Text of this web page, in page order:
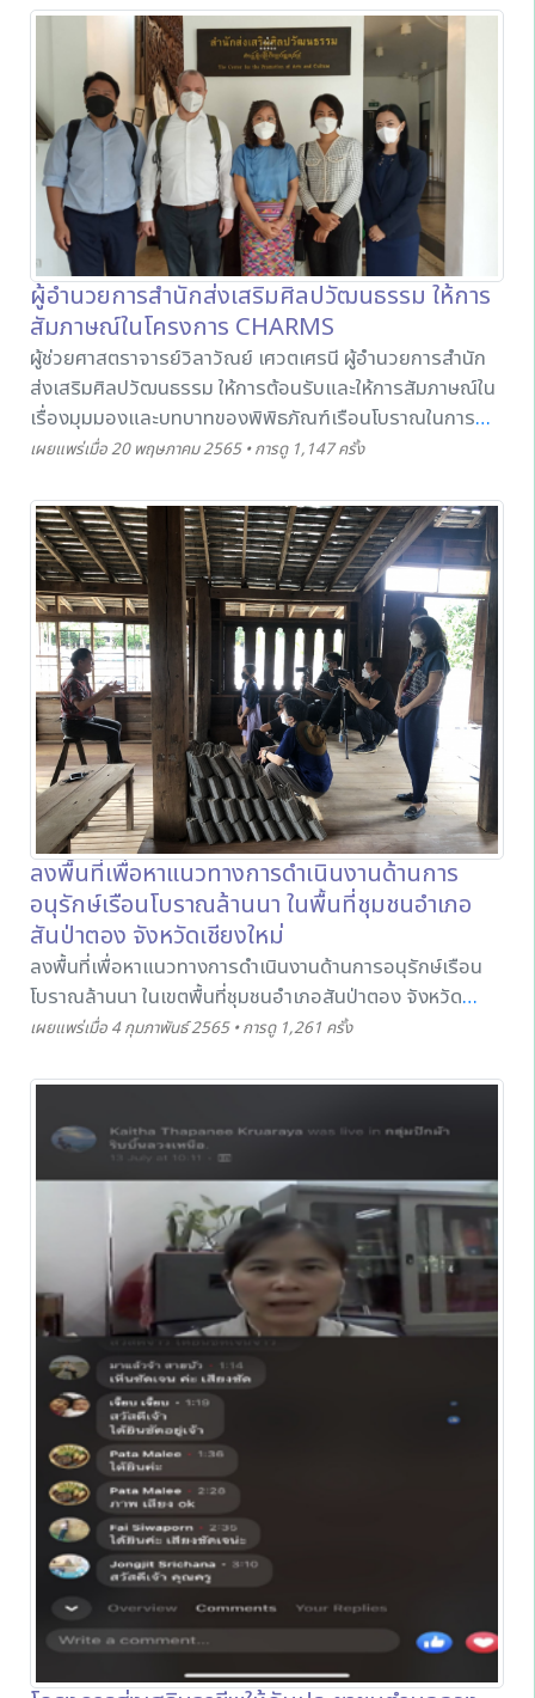
มหาวิทยาลัยเชียงใหม่ โดยมีการถ่ายทอดความรู้จากวิทยากร
ที่มีความเชี่ยวชาญด้านเรือนเครื่องผูก และการใช้ไม้ไผ่
สร้างสรรค์งานทางสถาปัตยกรรม ประกอบด้วย ผู้ช่วย
ศาสตราจารย์กานต์ คำแก้ว และอาจารย์ภูมิ ทรัพย์ไพบูลย์กิจ
นอกจากนี้ ในส่วนของการฝึกปฏิบัติลงมือจริง ยังมีทีมสล่า
ทนันชัย บุญเทียม และคณะ ที่เป็นผู้มีความรู้ความชำนาญใน
การสร้างเรือนไม้ไผ่ ซึ่งการฝึกอบรมเชิงปฏิบัติการในครั้งนี้มี
3 หัวข้อ ประกอบด้วย 1. โครงสร้างของเรือนและการจักตอก
เพื่อเป็นวัสดุมัดยึด 2. งานหลังคากับพื้น 3. งานผนังกับส่วน
ตกแต่ง โดยมีผู้เข้าร่วมโครงการ จำนวน 95 คน ได้แก่
นักศึกษาสาขาด้านสถาปัตยกรรม และนักศึกษาที่สนใจ จาก
มหาวิทยาลัยเทคโนโลยีราชมงคลล้านนา เชียงใหม่
มหาวิทยาลัยเชียงใหม่ มหาวิทยาลัยราชภัฏเชียงใหม่
มหาวิทยาลัยพะเยา และมหาวิทยาลัยศิลปากร หลังจากที่มีการ
เรียนรู้เทคนิคในงานสถาปัตยกรรมเรือนเครื่องผูกและฝึก
ปฏิบัติเสร็จสิ้นแล้ว เรือนเครื่องผูกหลังนี้จะถูกจัดแสดงไว้ ณ
พิพิธภัณฑ์เรือนโบราณล้านนา มหาวิทยาลัยเชียงใหม่ เพื่อ
สร้างประโยชน์ทางการศึกษา การเรียนรู้ และการท่องเที่ยวเชิง
วัฒนธรรมต่อไป
ผู้อำนวยการสำนักส่งเสริมศิลปวัฒนธรรม ให้การ
สัมภาษณ์ในโครงการ CHARMS
ผู้ช่วยศาสตราจารย์วิลาวัณย์ เศวตเศรนี ผู้อำนวยการสำนัก
ส่งเสริมศิลปวัฒนธรรม ให้การต้อนรับและให้การสัมภาษณ์ใน
เรื่องมุมมองและบทบาทของพิพิธภัณฑ์เรือนโบราณในการ
สืบสานแนวทางการอนุรักษ์สถาปัตยกรรมพื้นถิ่นล้านนา แก่
as part of urban regions into a modern and
energy-efficient society (CHARMS ) จากประเทศ
เยอรมัน โดยมีสถาบันนโยบายสาธารณะ มหาวิทยาลัยเชียงใหม่
ผู้ดำเนินโครงการหลักในประเทศไทย โดยการสัมภาษณ์ดัง
กล่าวมีวัตถุประสงค์เพื่อนำข้อมูลไปพัฒนากลยุทธ์ในการสร้าง
Thermal Comfort (ภาวะน่าสบาย) ของอาคารไม้โบราณฝน
เขตตัวเมือง จ.เชียงใหม่ โดยผ่านกระบวนการวางแผนและ
ประยุกต์ใช้ความรู้ท้องถิ่นและแนวคิดความยั่งยืนในการดูแล
รักษาบ้านไม้ เพื่อเป็นข้อมูลให้กับคณะผู้วิจัยต่อไป ในวันที่ 29
เมษายน 2565 ณ สำนักส่งเสริมศิลปวัฒนธรรม มหาวิทยาลัย
เชียงใหม่
เผยแพร่เมื่อ 20 พฤษภาคม 2565 • การดู 1,147 ครั้ง
ลงพื้นที่เพื่อหาแนวทางการดำเนินงานด้านการ
อนุรักษ์เรือนโบราณล้านนา ในพื้นที่ชุมชนอำเภอ
สันป่าตอง จังหวัดเชียงใหม่
ลงพื้นที่เพื่อหาแนวทางการดำเนินงานด้านการอนุรักษ์เรือน
โบราณล้านนา ในเขตพื้นที่ชุมชนอำเภอสันป่าตอง จังหวัด
เชียงใหม่ ในวันที่ 20 สิงหาคม 2564
เผยแพร่เมื่อ 4 กุมภาพันธ์ 2565 • การดู 1,261 ครั้ง